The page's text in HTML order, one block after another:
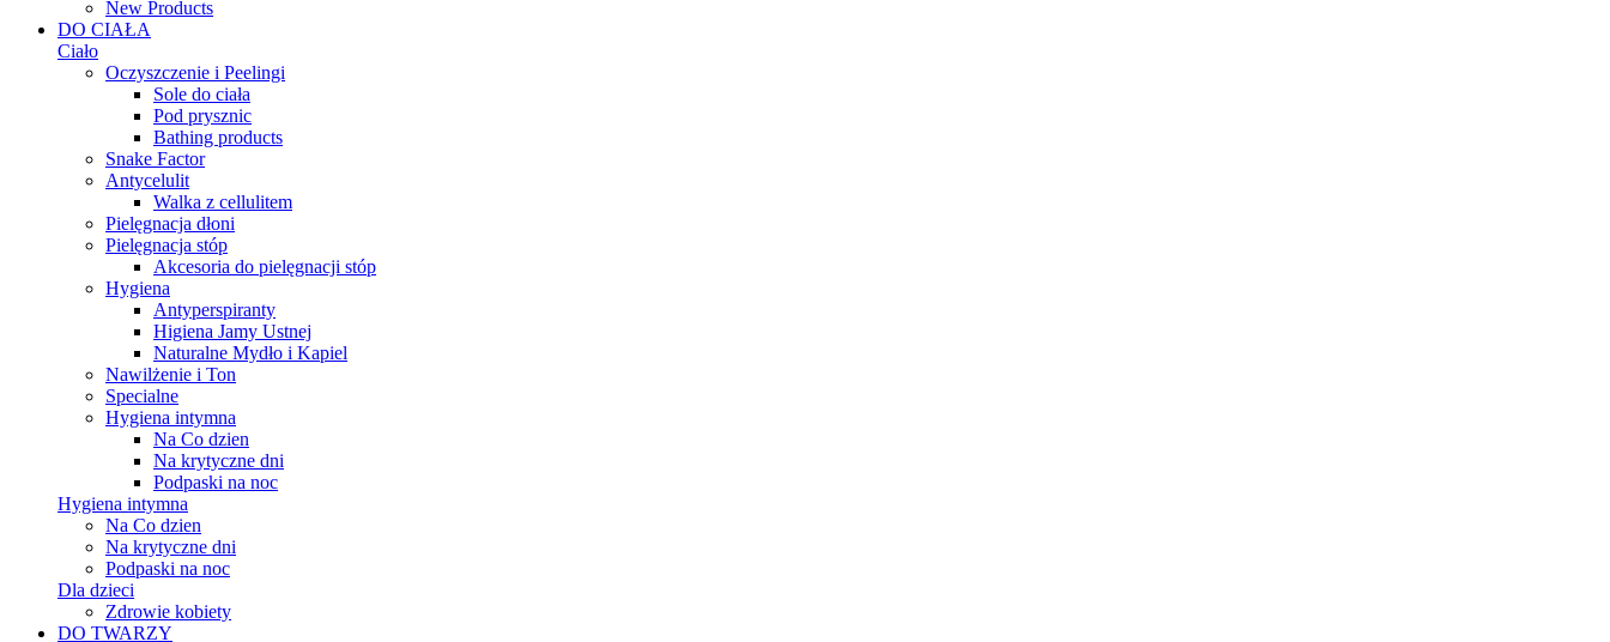
New Products
DO CIAŁA
Ciało
Oczyszczenie i Peelingi
Sole do ciała
Pod prysznic
Bathing products
Snake Factor
Antycelulit
Walka z cellulitem
Pielęgnacja dłoni
Pielęgnacja stóp
Akcesoria do pielęgnacji stóp
Hygiena
Antyperspiranty
Higiena Jamy Ustnej
Naturalne Mydło i Kapiel
Nawilżenie i Ton
Specialne
Hygiena intymna
Na Co dzien
Na krytyczne dni
Podpaski na noc
Hygiena intymna
Na Co dzien
Na krytyczne dni
Podpaski na noc
Dla dzieci
Zdrowie kobiety
DO TWARZY